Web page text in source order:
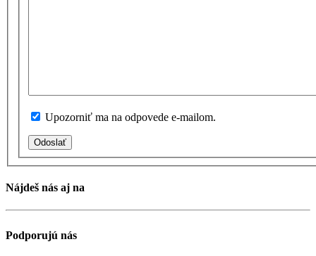
Upozorniť ma na odpovede e-mailom.
Odoslať
Nájdeš nás aj na
Podporujú nás